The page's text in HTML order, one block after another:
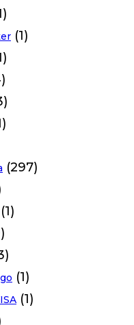
(1)
(297)
(1)
(1)
(1)